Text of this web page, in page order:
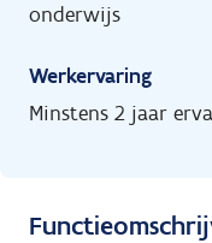
onderwijs
Werkervaring
Minstens 2 jaar